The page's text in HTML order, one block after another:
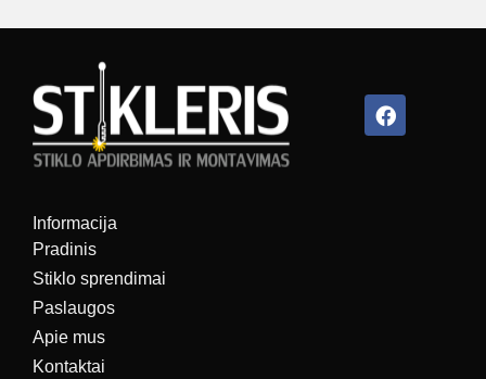
Facebook
Informacija
Pradinis
Stiklo sprendimai
Paslaugos
Apie mus
Kontaktai